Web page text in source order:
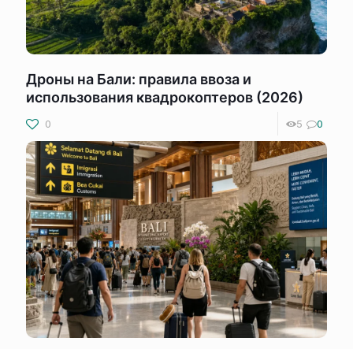
Дроны на Бали: правила ввоза и
использования квадрокоптеров (2026)
0 5 0